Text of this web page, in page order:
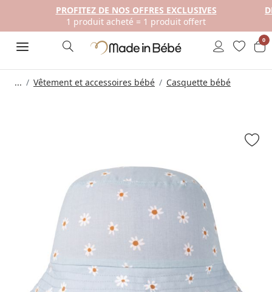
PROFITEZ DE NOS OFFRES EXCLUSIVES
1 produit acheté = 1 produit offert
0
... Vêtement et accessoires bébé Casquette bébé